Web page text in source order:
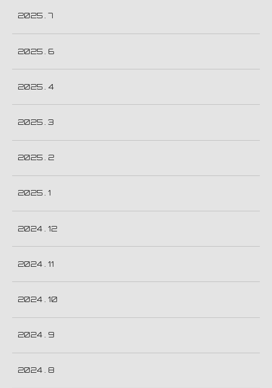
2025 . 7
2025 . 6
2025 . 4
2025 . 3
2025 . 2
2025 . 1
2024 . 12
2024 . 11
2024 . 10
2024 . 9
2024 . 8